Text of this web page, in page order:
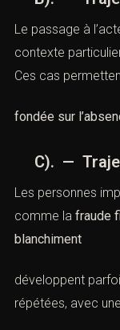
Le passage à
contexte
Ces cas
fondée sur
C). —
Les personnes
comme la fraude
blanchiment
développent
répétées, avec une